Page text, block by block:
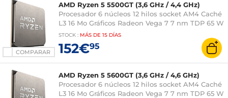
COMPARAR
AMD Ryzen 5 5500GT (3,6 GHz / 4,4 GHz)
Procesador 6 núcleos 12 hilos socket AM4 Caché
L3 16 Mo Gráficos Radeon Vega 7 7 nm TDP 65 W
sin sistema de refrigeración (versión en bandeja
sin ventilador - 3 años de garantía del fabricante)
STOCK : MÁS DE 15 DÍAS
152€95
AMD Ryzen 5 5600GT (3,6 GHz / 4,6 GHz)
Procesador 6 núcleos 12 hilos socket AM4 Caché
L3 16 Mo Gráficos Radeon Vega 7 7 nm TDP 65 W